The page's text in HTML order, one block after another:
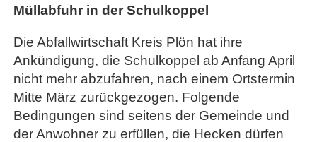
Müllabfuhr in der Schulkoppel
Die Abfallwirtschaft Kreis Plön hat ihre
Ankündigung, die Schulkoppel ab Anfang April
nicht mehr abzufahren, nach einem Ortstermin
Mitte März zurückgezogen. Folgende
Bedingungen sind seitens der Gemeinde und
der Anwohner zu erfüllen, die Hecken dürfen